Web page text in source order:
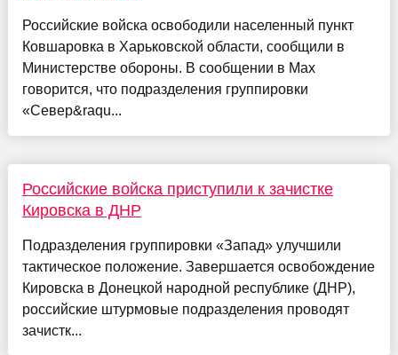
Российские войска освободили населенный пункт
Ковшаровка в Харьковской области, сообщили в
Министерстве обороны. В сообщении в Max
говорится, что подразделения группировки
«Север&raqu...
Российские войска приступили к зачистке
Кировска в ДНР
Подразделения группировки «Запад» улучшили
тактическое положение. Завершается освобождение
Кировска в Донецкой народной республике (ДНР),
российские штурмовые подразделения проводят
зачистк...